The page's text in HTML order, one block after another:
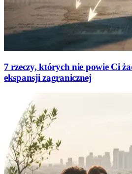
7 rzeczy, których nie powie Ci
ekspansji zagranicznej